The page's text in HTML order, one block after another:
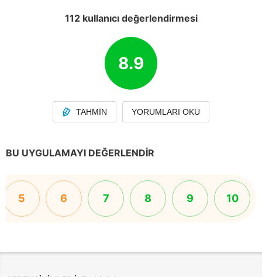
112 kullanıcı değerlendirmesi
8.9
TAHMIN YORUMLARI OKU
BU UYGULAMAYI DEĞERLENDIR
5 6 7 8 9 10